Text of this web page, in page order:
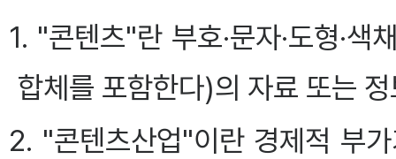
1. "콘텐츠"란 부호·문자·도형·색
합체를 포함한다)의 자료 또는
2. "콘텐츠산업"이란 경제적 부